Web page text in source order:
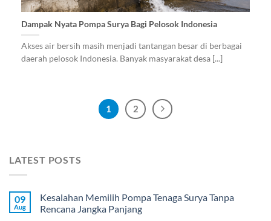
Dampak Nyata Pompa Surya Bagi Pelosok Indonesia
Akses air bersih masih menjadi tantangan besar di berbagai
daerah pelosok Indonesia. Banyak masyarakat desa [...]
1 2
LATEST POSTS
09
Aug
Kesalahan Memilih Pompa Tenaga Surya Tanpa
Rencana Jangka Panjang